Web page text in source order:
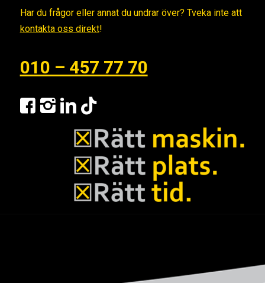
Har du frågor eller annat du undrar över? Tveka inte att
kontakta oss direkt!
010 – 457 77 70